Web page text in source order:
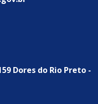
Dores do Rio Preto -